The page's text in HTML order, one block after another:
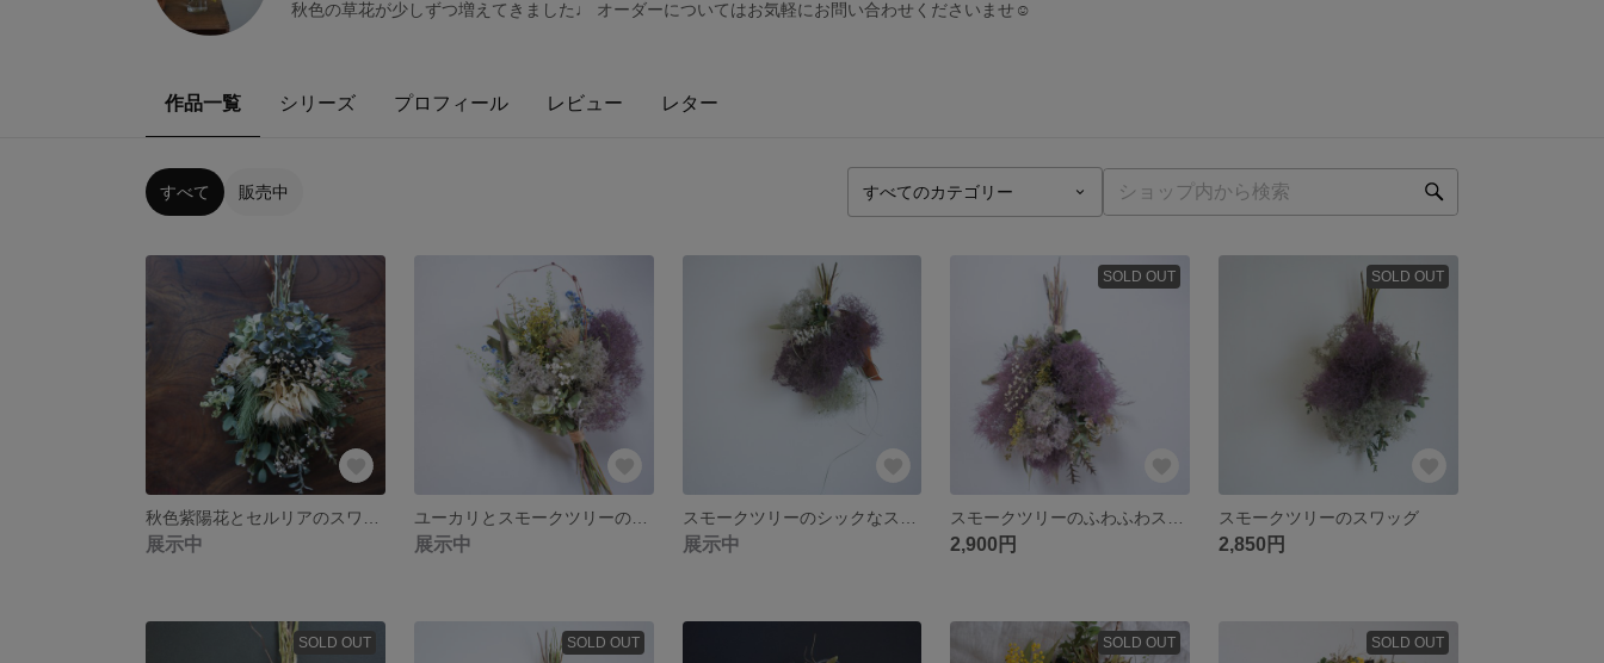
秋色の草花が少しずつ増えてきました♩ オーダーについてはお気軽にお問い合わせくださいませ☺︎
作品一覧 シリーズ プロフィール レビュー レター
すべて 販売中
展示中
ユーカリとスモークツリーのスワッグ
展示中 展示中
SOLD OUT
2,900円
SOLD OUT
スモークツリーのスワッグ
2,850円
SOLD OUT SOLD OUT SOLD OUT SOLD OUT